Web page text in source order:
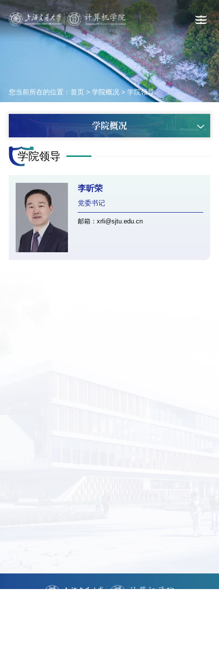
您当前所在的位置： 首页> 学院概况> 学院领导
学院概况
学院领导
李昕荣
党委书记
邮箱：xrli@sjtu.edu.cn